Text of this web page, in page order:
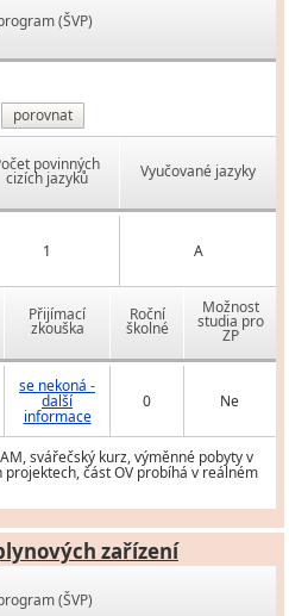
(ŠVP)
porovnat
povinných
cizích jazyků Vyučované jazyky
1 A
Přijímací
zkouška
Roční
školné
Možnost
studia pro
ZP
se nekoná -
další
informace
0 Ne
svářečský kurz, výměnné pobyty v
část OV probíhá v reálném
zařízení
(ŠVP)